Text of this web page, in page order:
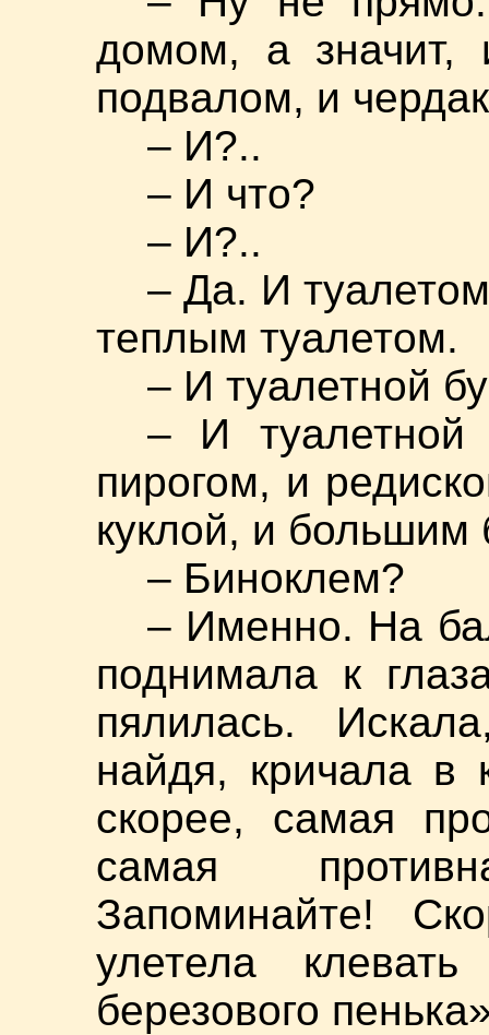
домом, а значит,
подвалом, и
– И?..
– И что?
– И?..
– Да. И
теплым туалетом.
– И туалетной
– И туалетной
пирогом, и
куклой, и большим
– Биноклем?
– Именно. На
поднимала к
пялилась.
найдя, кричала в
скорее, самая
самая
Запоминайте!
улетела
березового